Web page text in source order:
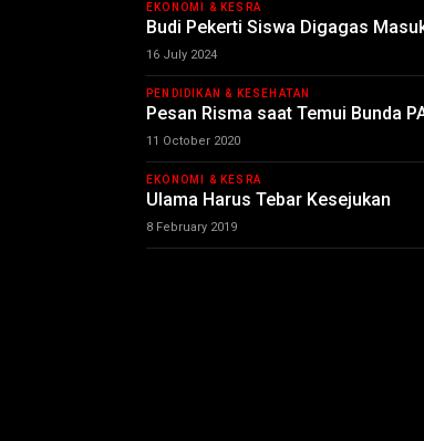
EKONOMI & KESRA
Budi Pekerti Siswa Digagas
16 July 2024
PENDIDIKAN & KESEHATAN
Pesan Risma saat Temui Bunda
11 October 2020
EKONOMI & KESRA
Ulama Harus Tebar Kesejukan
8 February 2019